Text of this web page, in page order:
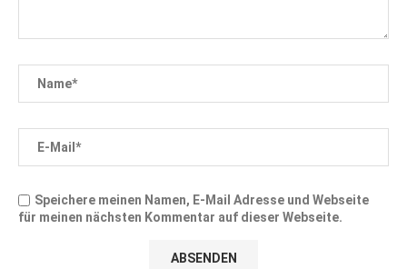
Speichere meinen Namen, E-Mail Adresse und Webseite
für meinen nächsten Kommentar auf dieser Webseite.